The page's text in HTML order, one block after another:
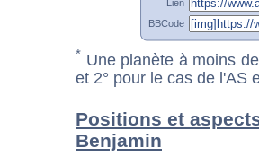
Lien
BBCode
* Une planète à moins
et 2° pour le cas de l'AS
Positions et
Benjamin